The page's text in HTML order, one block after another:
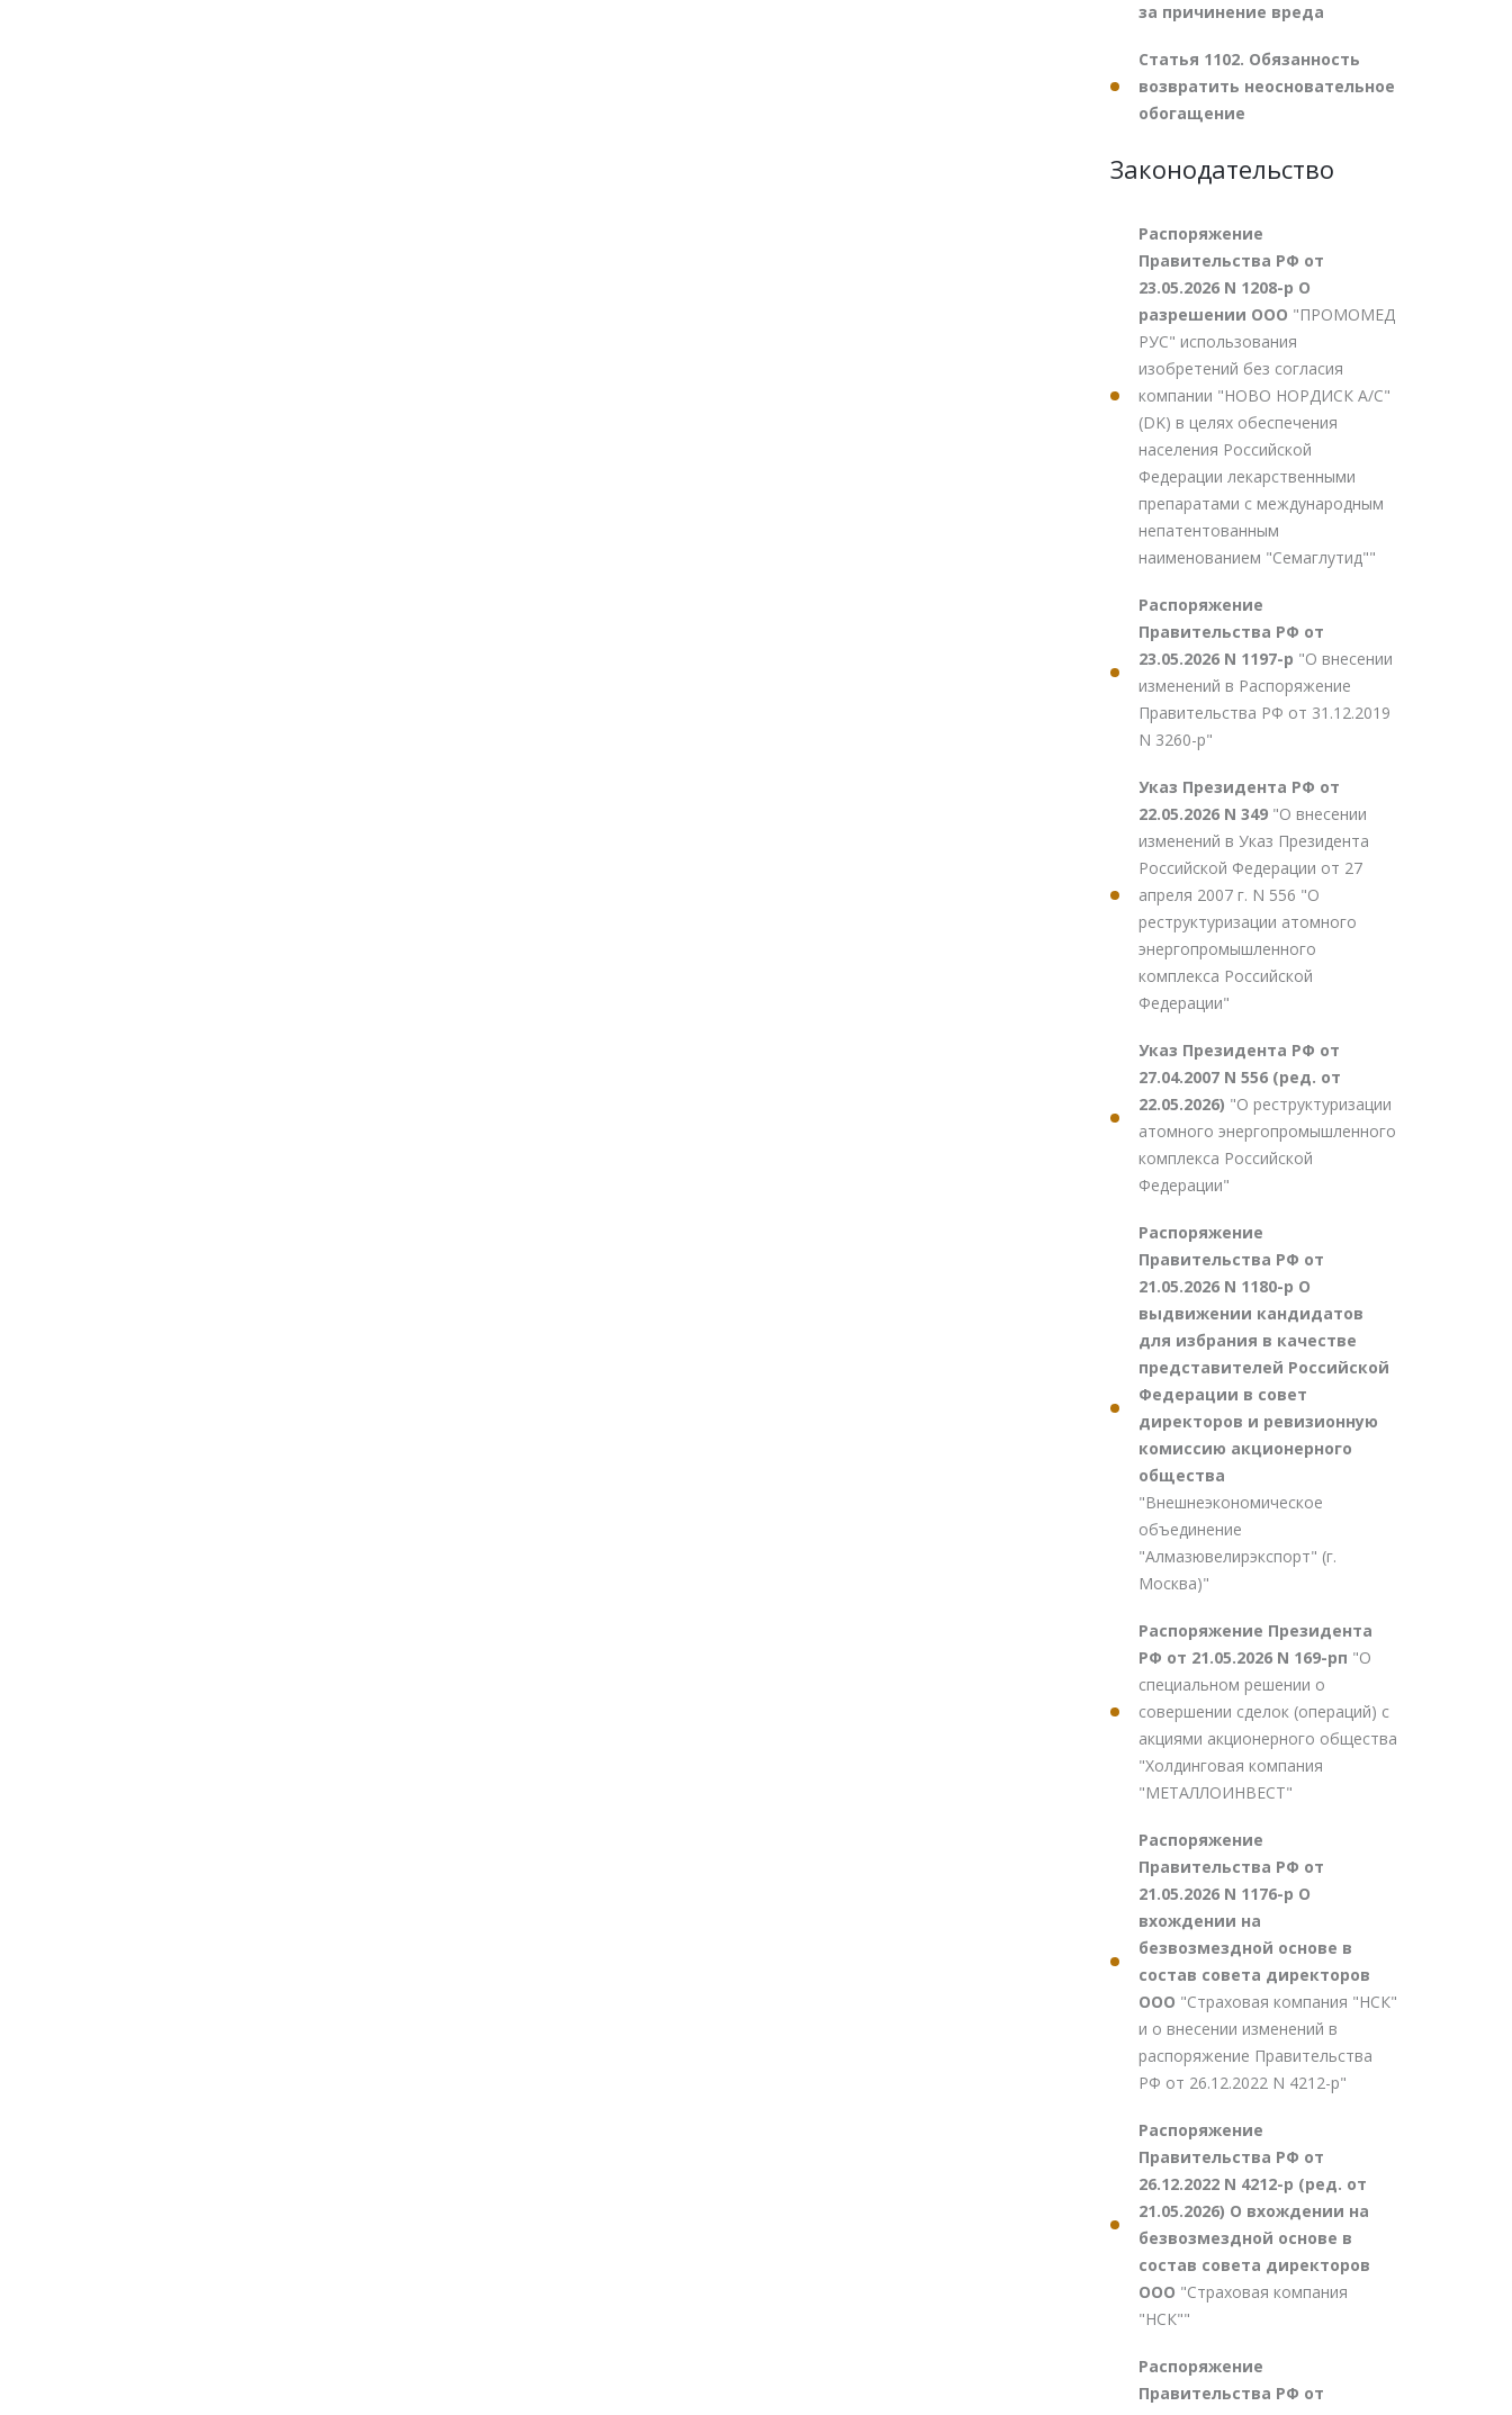
за причинение вреда
Статья 1102. Обязанность
возвратить неосновательное
обогащение
Законодательство
Распоряжение
Правительства РФ от
23.05.2026 N 1208-р О
разрешении ООО "ПРОМОМЕД
РУС" использования
изобретений без согласия
компании "НОВО НОРДИСК А/С"
(DK) в целях обеспечения
населения Российской
Федерации лекарственными
препаратами с международным
непатентованным
наименованием "Семаглутид""
Распоряжение
Правительства РФ от
23.05.2026 N 1197-р "О внесении
изменений в Распоряжение
Правительства РФ от 31.12.2019
N 3260-р"
Указ Президента РФ от
22.05.2026 N 349 "О внесении
изменений в Указ Президента
Российской Федерации от 27
апреля 2007 г. N 556 "О
реструктуризации атомного
энергопромышленного
комплекса Российской
Федерации"
Указ Президента РФ от
27.04.2007 N 556 (ред. от
22.05.2026) "О реструктуризации
атомного энергопромышленного
комплекса Российской
Федерации"
Распоряжение
Правительства РФ от
21.05.2026 N 1180-р О
выдвижении кандидатов
для избрания в качестве
представителей Российской
Федерации в совет
директоров и ревизионную
комиссию акционерного
общества
"Внешнеэкономическое
объединение
"Алмазювелирэкспорт" (г.
Москва)"
Распоряжение Президента
РФ от 21.05.2026 N 169-рп "О
специальном решении о
совершении сделок (операций) с
акциями акционерного общества
"Холдинговая компания
"МЕТАЛЛОИНВЕСТ"
Распоряжение
Правительства РФ от
21.05.2026 N 1176-р О
вхождении на
безвозмездной основе в
состав совета директоров
ООО "Страховая компания "НСК"
и о внесении изменений в
распоряжение Правительства
РФ от 26.12.2022 N 4212-р"
Распоряжение
Правительства РФ от
26.12.2022 N 4212-р (ред. от
21.05.2026) О вхождении на
безвозмездной основе в
состав совета директоров
ООО "Страховая компания
"НСК""
Распоряжение
Правительства РФ от